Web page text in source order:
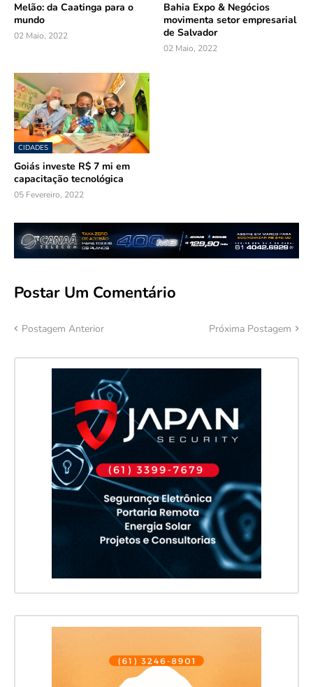
Melão: da Caatinga para o
mundo
02 Maio, 2022
Bahia Expo & Negócios
movimenta setor empresarial
de Salvador
02 Maio, 2022
CIDADES
Goiás investe R$ 7 mi em
capacitação tecnológica
05 Fevereiro, 2022
Postar Um Comentário
Postagem Anterior Próxima Postagem